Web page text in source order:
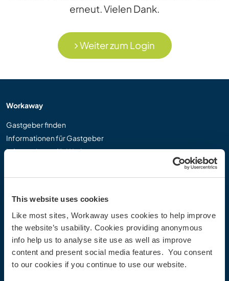
This website uses cookies
Like most sites, Workaway uses cookies to help improve
the website’s usability. Cookies providing anonymous
info help us to analyse site use as well as improve
content and present social media features. You consent
to our cookies if you continue to use our website.
erneut. Vielen Dank.
Weiter zum Login
Workaway
Gastgeber finden
Informationen für Gastgeber
Informationen für Workawayer
Als Host registrieren
Rabatte und Partner
Workaway Blog
Workaway Fotogalerie